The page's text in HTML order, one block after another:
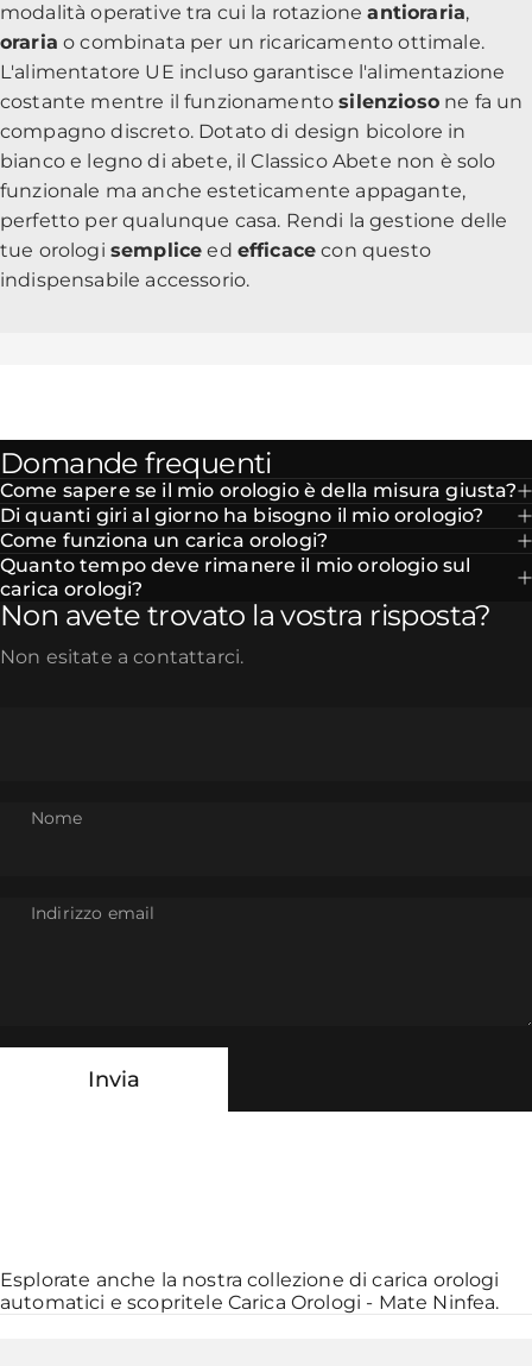
modalità operative tra cui la rotazioneantioraria,
oraria o combinata per un ricaricamento ottimale.
L'alimentatore UE incluso garantisce l'alimentazione
costante mentre il funzionamentosilenziosone fa un
compagno discreto. Dotato di design bicolore in
bianco e legno di abete, il Classico Abete non è solo
funzionale ma anche esteticamente appagante,
perfetto per qualunque casa. Rendi la gestione delle
tue orologi semplice ed efficace con questo
indispensabile accessorio.
Domande frequenti
Come sapere se il mio orologio è della misura giusta?
Di quanti giri al giorno ha bisogno il mio orologio?
Come funziona un carica orologi?
Quanto tempo deve rimanere il mio orologio sul
carica orologi?
Non avete trovato la vostra risposta?
Non esitate a contattarci.
Nome
Indirizzo email
Invia
Esplorate anche la nostra collezione dicarica orologi
automatici e scopritele Carica Orologi - Mate Ninfea.